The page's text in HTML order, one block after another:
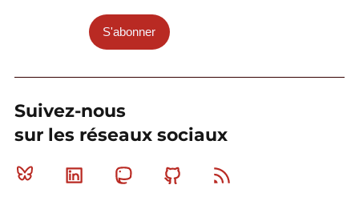
S'abonner
Suivez-nous
sur les réseaux sociaux
Bluesky Linkedin MastodonGithub